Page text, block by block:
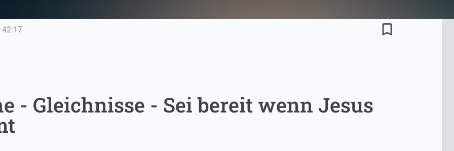
42:17 bookmark_border
- Gleichnisse - Sei bereit wenn Jesus